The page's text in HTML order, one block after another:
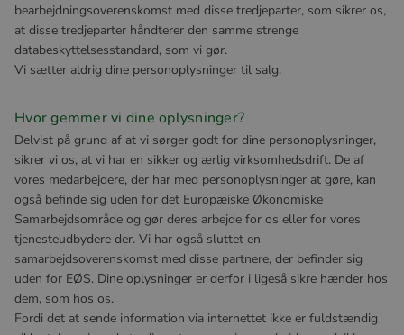
bearbejdningsoverenskomst med disse tredjeparter, som sikrer os,
at disse tredjeparter håndterer den samme strenge
databeskyttelsesstandard, som vi gør.
Vi sætter aldrig dine personoplysninger til salg.
Hvor gemmer vi dine oplysninger?
Delvist på grund af at vi sørger godt for dine personoplysninger,
sikrer vi os, at vi har en sikker og ærlig virksomhedsdrift. De af
vores medarbejdere, der har med personoplysninger at gøre, kan
også befinde sig uden for det Europæiske Økonomiske
Samarbejdsområde og gør deres arbejde for os eller for vores
tjenesteudbydere der. Vi har også sluttet en
samarbejdsoverenskomst med disse partnere, der befinder sig
uden for EØS. Dine oplysninger er derfor i ligeså sikre hænder hos
dem, som hos os.
Fordi det at sende information via internettet ikke er fuldstændig